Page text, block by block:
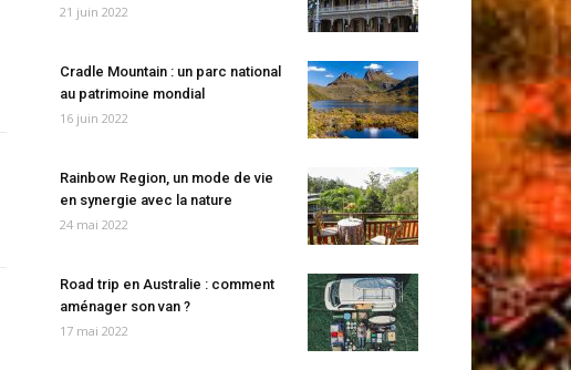
21 juin 2022
Cradle Mountain : un parc national
au patrimoine mondial
16 juin 2022
Rainbow Region, un mode de vie
en synergie avec la nature
24 mai 2022
Road trip en Australie : comment
aménager son van ?
17 mai 2022